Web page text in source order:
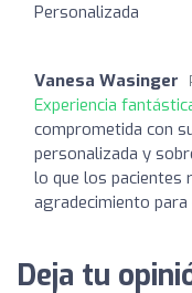
Personalizada
Vanesa Wasinger
Experiencia
comprometida con
personalizada y
lo que los pacientes
agradecimiento para
Deja tu